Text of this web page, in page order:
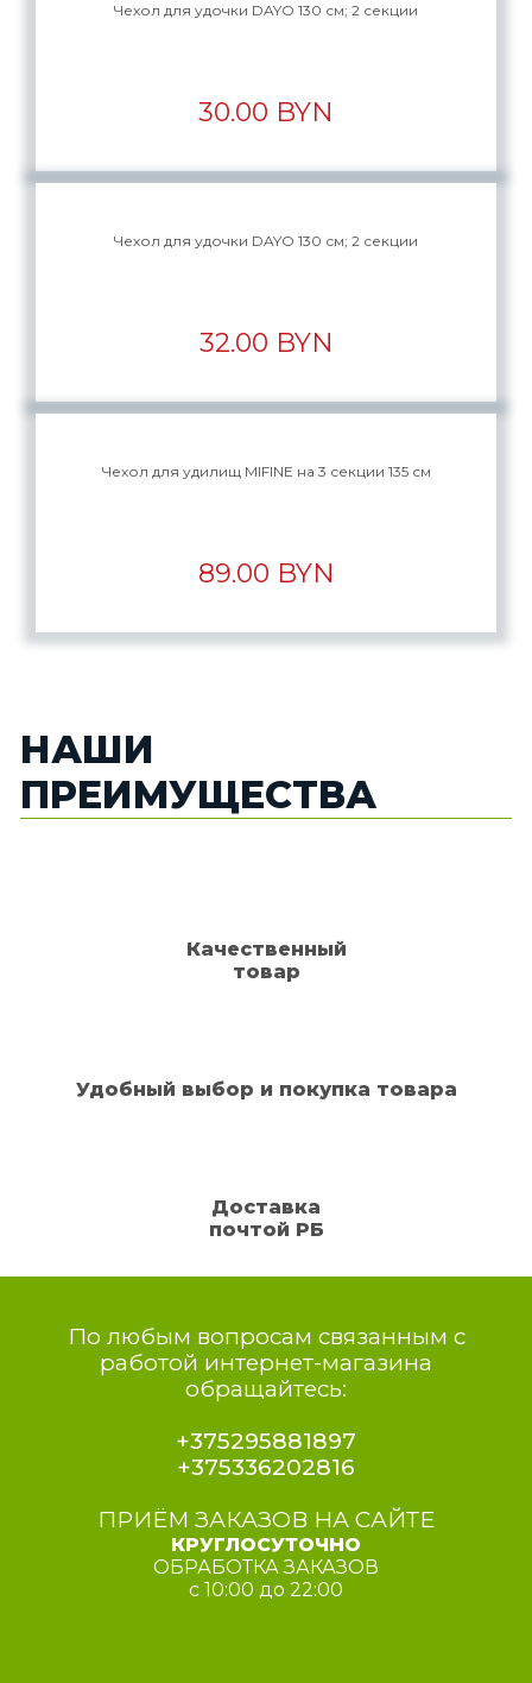
Чехол для удочки DAYO 130 см; 2 секции
30.00 BYN
Чехол для удочки DAYO 130 см; 2 секции
32.00 BYN
Чехол для удилищ MIFINE на 3 секции 135 см
89.00 BYN
НАШИ
ПРЕИМУЩЕСТВА
Качественный
товар
Удобный выбор и покупка товара
Доставка
почтой РБ
По любым вопросам связанным с
работой интернет-магазина
обращайтесь:
+375295881897
+375336202816
ПРИЁМ ЗАКАЗОВ НА САЙТЕ
КРУГЛОСУТОЧНО
ОБРАБОТКА ЗАКАЗОВ
с 10:00 до 22:00